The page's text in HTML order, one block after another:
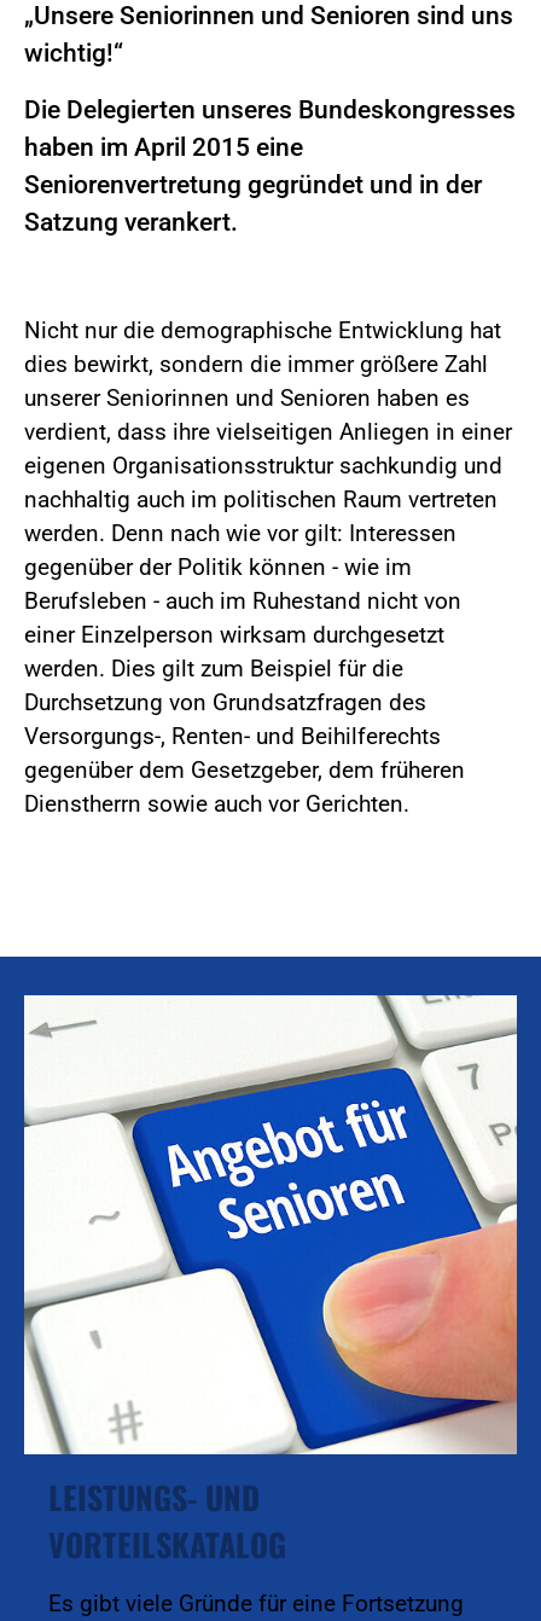
„Unsere Seniorinnen und Senioren sind uns
wichtig!“
Die Delegierten unseres Bundeskongresses
haben im April 2015 eine
Seniorenvertretung gegründet und in der
Satzung verankert.
Nicht nur die demographische Entwicklung hat
dies bewirkt, sondern die immer größere Zahl
unserer Seniorinnen und Senioren haben es
verdient, dass ihre vielseitigen Anliegen in einer
eigenen Organisationsstruktur sachkundig und
nachhaltig auch im politischen Raum vertreten
werden. Denn nach wie vor gilt: Interessen
gegenüber der Politik können - wie im
Berufsleben - auch im Ruhestand nicht von
einer Einzelperson wirksam durchgesetzt
werden. Dies gilt zum Beispiel für die
Durchsetzung von Grundsatzfragen des
Versorgungs-, Renten- und Beihilferechts
gegenüber dem Gesetzgeber, dem früheren
Dienstherrn sowie auch vor Gerichten.
LEISTUNGS- UND
VORTEILSKATALOG
Es gibt viele Gründe für eine Fortsetzung